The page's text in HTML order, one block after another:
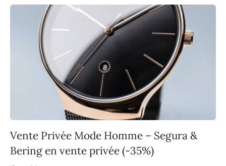
Vente Privée Mode Homme – Segura &
Bering en vente privée (-35%)